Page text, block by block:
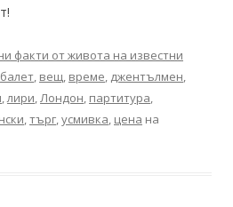
факти от живота на известни
балет, вещ, време, джентълмен,
,лири,Лондон, партитура,
,търг,усмивка, цена на